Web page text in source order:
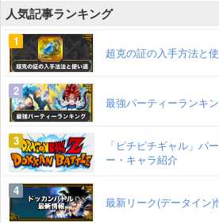
人気記事ランキング
超克の証の入手方法と
最強パーティーランキン
「ピチピチギャル」パ
ー・キャラ紹介
最新リーク(データイン)